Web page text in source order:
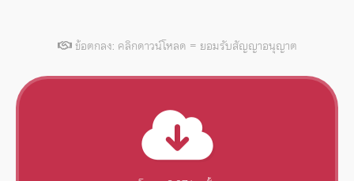
ข้อตกลง: คลิกดาวน์โหลด = ยอมรับสัญญาอนุญาต